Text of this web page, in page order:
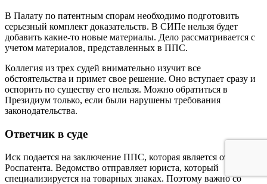
В Палату по патентным спорам необходимо подготовить
серьезный комплект доказательств. В СИПе нельзя будет
добавить какие-то новые материалы. Дело рассматривается с
учетом материалов, представленных в ППС.
Коллегия из трех судей внимательно изучит все
обстоятельства и примет свое решение. Оно вступает сразу и
оспорить по существу его нельзя. Можно обратиться в
Президиум только, если были нарушены требования
законодательства.
Ответчик в суде
Иск подается на заключение ППС, которая является отделом
Роспатента. Ведомство отправляет юриста, который
специализируется на товарных знаках. Поэтому важно со